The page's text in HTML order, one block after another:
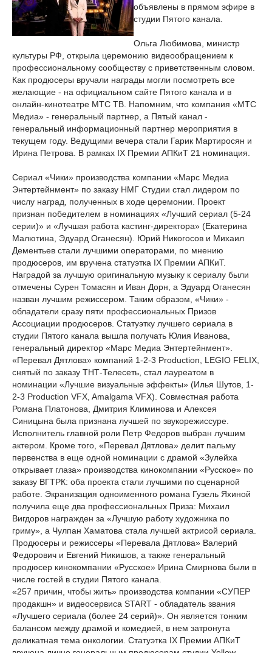
объявлены в прямом эфире в
студии Пятого канала.
Ольга Любимова, министр
культуры РФ, открыла церемонию видеообращением к
профессиональному сообществу с приветственным словом.
Как продюсеры вручали награды могли посмотреть все
желающие - на официальном сайте Пятого канала и в
онлайн-кинотеатре МТС ТВ. Напомним, что компания «МТС
Медиа» - генеральный партнер, а Пятый канал -
генеральный информационный партнер мероприятия в
текущем году. Ведущими вечера стали Гарик Мартиросян и
Ирина Петрова. В рамках IX Премии АПКиТ 21 номинация.
Сериал «Чики» производства компании «Марс Медиа
Энтертейнмент» по заказу НМГ Студии стал лидером по
числу наград, полученных в ходе церемонии. Проект
признан победителем в номинациях «Лучший сериал (5-24
серии)» и «Лучшая работа кастинг-директора» (Екатерина
Малютина, Эдуард Оганесян). Юрий Никогосов и Михаил
Дементьев стали лучшими операторами, по мнению
продюсеров, им вручена статуэтка IX Премии АПКиТ.
Наградой за лучшую оригинальную музыку к сериалу были
отмечены Сурен Томасян и Иван Дорн, а Эдуард Оганесян
назван лучшим режиссером. Таким образом, «Чики» -
обладатели сразу пяти профессиональных Призов
Ассоциации продюсеров. Статуэтку лучшего сериала в
студии Пятого канала вышла получать Юлия Иванова,
генеральный директор «Марс Медиа Энтертейнмент».
«Перевал Дятлова» компаний 1-2-3 Production, LEGIO FELIX,
снятый по заказу ТНТ-Телесеть, стал лауреатом в
номинации «Лучшие визуальные эффекты» (Илья Шутов, 1-
2-3 Production VFX, Amalgama VFX). Совместная работа
Романа Платонова, Дмитрия Климинова и Алексея
Синицына была признана лучшей по звукорежиссуре.
Исполнитель главной роли Петр Федоров выбран лучшим
актером. Кроме того, «Перевал Дятлова» делит пальму
первенства в еще одной номинации с драмой «Зулейха
открывает глаза» производства кинокомпании «Русское» по
заказу ВГТРК: оба проекта стали лучшими по сценарной
работе. Экранизация одноименного романа Гузель Яхиной
получила еще два профессиональных Приза: Михаил
Вигдоров награжден за «Лучшую работу художника по
гриму», а Чулпан Хаматова стала лучшей актрисой сериала.
Продюсеры и режиссеры «Перевала Дятлова» Валерий
Федорович и Евгений Никишов, а также генеральный
продюсер кинокомпании «Русское» Ирина Смирнова были в
числе гостей в студии Пятого канала.
«257 причин, чтобы жить» производства компании «СУПЕР
продакшн» и видеосервиса START - обладатель звания
«Лучшего сериала (более 24 серий)». Он является тонким
балансом между драмой и комедией, в нем затронута
деликатная тема онкологии. Статуэтка IX Премии АПКиТ